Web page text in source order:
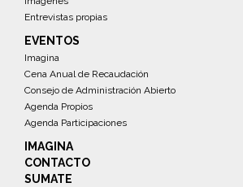
Entrevistas propias
EVENTOS
Imagina
Cena Anual de Recaudación
Consejo de Administración Abierto
Agenda Propios
Agenda Participaciones
IMAGINA
CONTACTO
SUMATE